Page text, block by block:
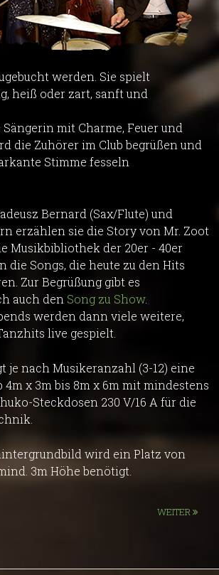
werden. Sie spielt
heiß oder zart, sanft und
mit Charme, Feuer und
die Zuhörer im Club begrüßen und
Stimme fesseln
Bernard (Sax/Flute) und
erzählen sie die Story von Mr. Zoot
Musikbibliothek der 20er - 40er
die Songs, die heute zu den Hits
Zur Begrüßung gibt es
auch den Song zu Show.
werden dann viele weitere,
live gespielt.
je nach Musikeranzahl (3-12) eine
x 3m bis 8m x 6m mit mindestens
Steckdosen 230 V/16 A für die
wird ein Platz von
3m Höhe benötigt.
WEITER